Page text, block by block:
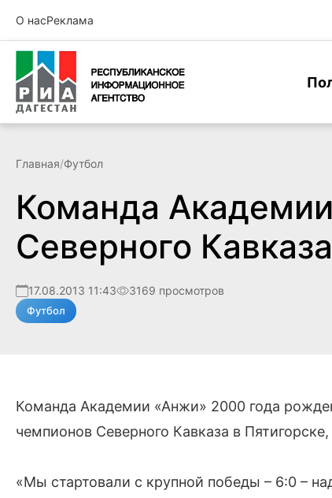
О насРеклама
Главная/Футбол
Команда
Северного Кавказа
17.08.2013 11:43 3169 просмотров
Футбол
Команда Академии «Анжи» 2000 года
чемпионов Северного Кавказа в
«Мы стартовали с крупной победы – 6:0 –